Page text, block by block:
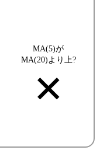
MA(5)が
MA(20)より上?
✕